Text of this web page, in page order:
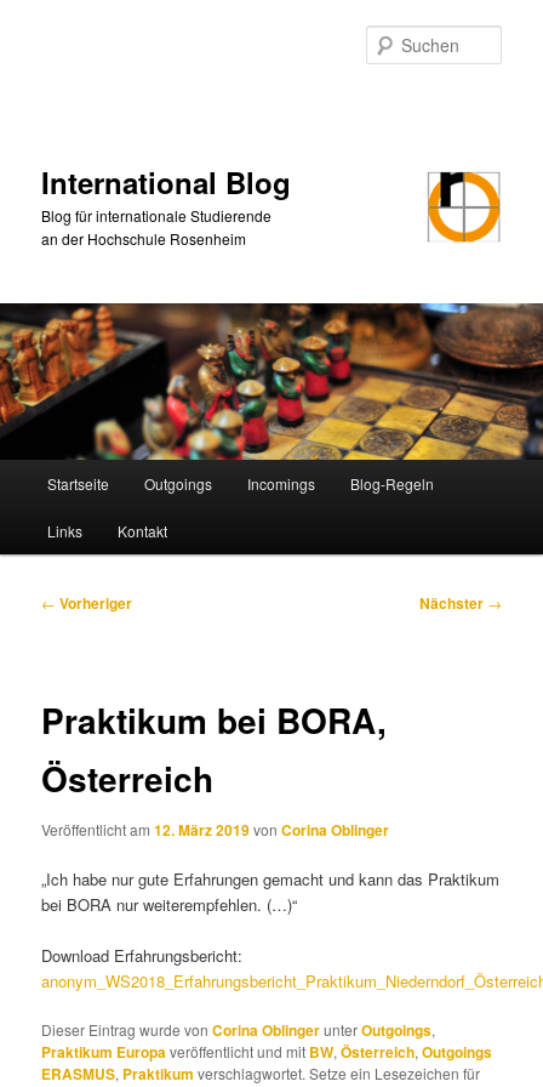
International Blog
Blog für internationale Studierende
an der Hochschule Rosenheim
Startseite Outgoings Incomings Blog-Regeln
Links Kontakt
Beitragsnavigation
← Vorheriger Nächster →
Praktikum bei BORA,
Österreich
Veröffentlicht am12. März 2019vonCorina Oblinger
„Ich habe nur gute Erfahrungen gemacht und kann das Praktikum
bei BORA nur weiterempfehlen. (…)“
Download Erfahrungsbericht:
Dieser Eintrag wurde vonCorina OblingerunterOutgoings,
Praktikum Europaveröffentlicht und mit BW,Österreich,Outgoings
ERASMUS, Praktikum verschlagwortet. Setze ein Lesezeichen für